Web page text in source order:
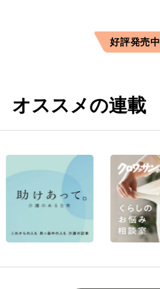
好評発売中
オススメの連載